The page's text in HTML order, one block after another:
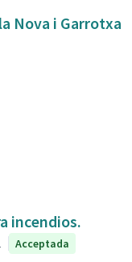
Nova i Garrotxa
incendios.
Acceptada